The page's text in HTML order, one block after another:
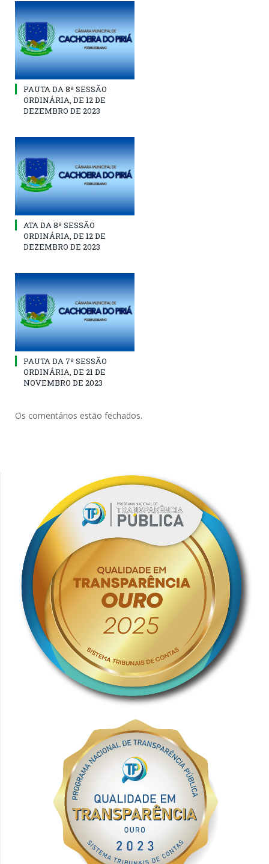
PAUTA DA 8ª SESSÃO
ORDINÁRIA, DE 12 DE
DEZEMBRO DE 2023
ATA DA 8ª SESSÃO
ORDINÁRIA, DE 12 DE
DEZEMBRO DE 2023
PAUTA DA 7ª SESSÃO
ORDINÁRIA, DE 21 DE
NOVEMBRO DE 2023
Os comentários estão fechados.